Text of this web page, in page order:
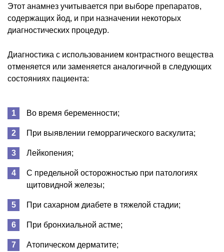
Этот анамнез учитывается при выборе препаратов,
содержащих йод, и при назначении некоторых
диагностических процедур.
Диагностика с использованием контрастного вещества
отменяется или заменяется аналогичной в следующих
состояниях пациента:
Во время беременности;
При выявлении геморрагического васкулита;
Лейкопения;
С предельной осторожностью при патологиях
щитовидной железы;
При сахарном диабете в тяжелой стадии;
При бронхиальной астме;
Атопическом дерматите;